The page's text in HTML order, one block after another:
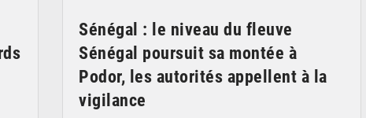
Sénégal : le niveau du fleuve
Sénégal poursuit sa montée à
Podor, les autorités appellent à la
vigilance